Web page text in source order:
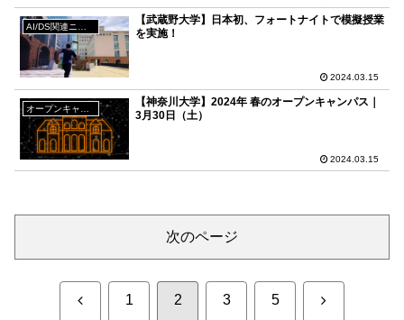
AI/DS関連ニュース
【武蔵野大学】日本初、フォートナイトで模擬授業
を実施！
2024.03.15
【神奈川大学】2024年 春のオープンキャンパス｜
3月30日（土）
2024.03.15
次のページ
前 1 2 3 5 次